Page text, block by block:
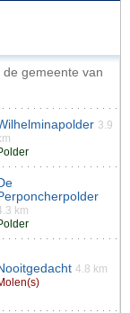
gemeente van
3.9
km
4.8 km